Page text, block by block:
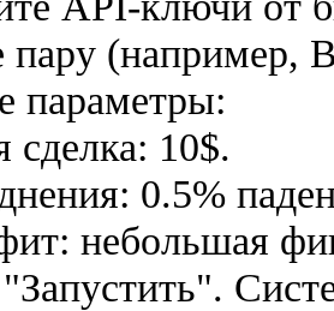
пару (например,
параметры:
сделка: 10$.
0.5%
небольшая